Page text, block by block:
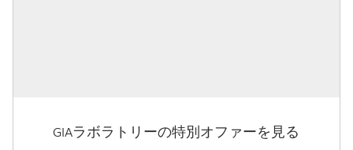
GIAラボラトリーの特別オファーを見る